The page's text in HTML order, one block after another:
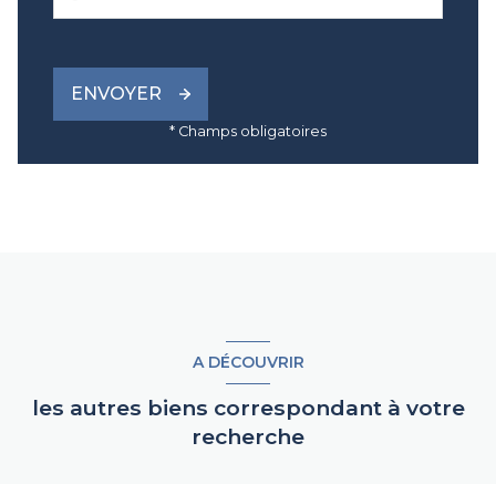
ENVOYER
* Champs obligatoires
A DÉCOUVRIR
les autres biens correspondant à votre
recherche